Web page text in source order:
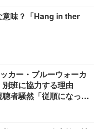
意味？「Hang in ther
カー・ブルーウォーカ
班に協力する理由
者騒然「従順になった